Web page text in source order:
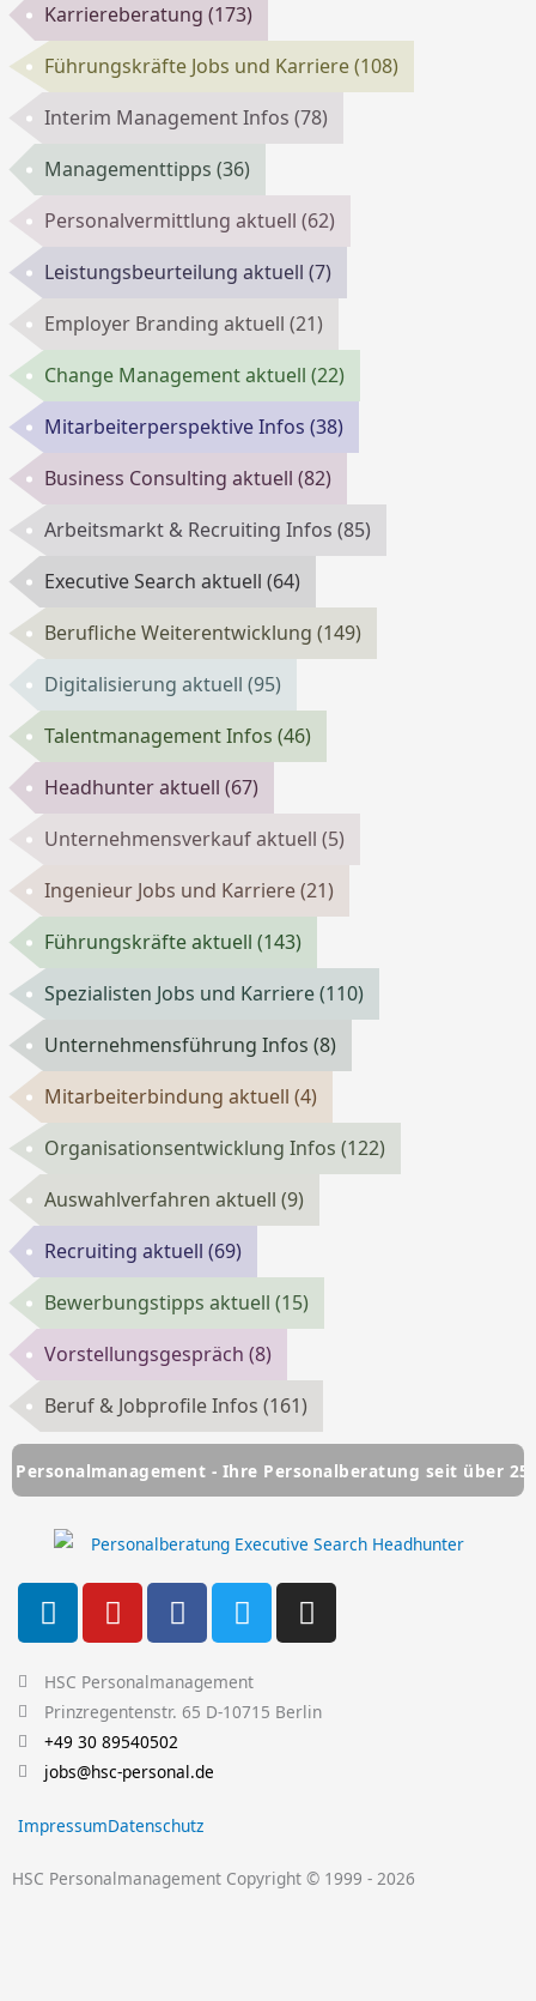
Karriereberatung(173)
Führungskräfte Jobs und Karriere(108)
Interim Management Infos(78)
Managementtipps(36)
Personalvermittlung aktuell(62)
Leistungsbeurteilung aktuell(7)
Employer Branding aktuell(21)
Change Management aktuell(22)
Mitarbeiterperspektive Infos(38)
Business Consulting aktuell(82)
Arbeitsmarkt & Recruiting Infos(85)
Executive Search aktuell(64)
Berufliche Weiterentwicklung(149)
Digitalisierung aktuell(95)
Talentmanagement Infos(46)
Headhunter aktuell(67)
Unternehmensverkauf aktuell(5)
Ingenieur Jobs und Karriere(21)
Führungskräfte aktuell(143)
Spezialisten Jobs und Karriere(110)
Unternehmensführung Infos(8)
Mitarbeiterbindung aktuell(4)
Organisationsentwicklung Infos(122)
Auswahlverfahren aktuell(9)
Recruiting aktuell(69)
Bewerbungstipps aktuell(15)
Vorstellungsgespräch(8)
Beruf & Jobprofile Infos(161)
- Ihre Personalberatung seit über 25 Jahren
L
i
n
k
e
d
i
Y
o
u
t
u
b
e
F
a
c
e
b
o
o
-
f
T
w
i
t
t
I
n
s
a
HSC Personalmanagement
Prinzregentenstr. 65 D-10715 Berlin
+49 30 89540502
jobs@hsc-personal.de
ImpressumDatenschutz
HSC Personalmanagement Copyright © 1999 - 2026